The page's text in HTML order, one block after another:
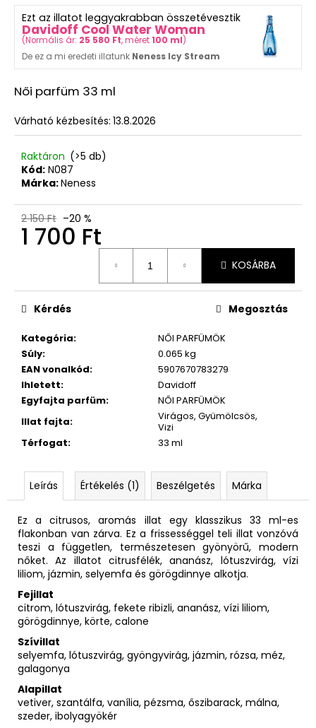
ből
5,0
csillag.
Ezt az illatot leggyakrabban összetévesztik
Davidoff Cool Water Woman
(Normális ár: 25 580 Ft, méret100 ml)
De ez a mi eredeti illatunk Neness Icy Stream
Női parfüm 33 ml
Várható kézbesítés: 13.8.2026
Raktáron (>5 db)
Kód: N087
Márka:Neness
2 150 Ft –20 %
1 700 Ft
KOSÁRBA
Kategória:
NŐI PARFÜMÖK
Súly:
0.065 kg
EAN vonalkód:
5907670783279
Ihletett:
Davidoff
Egyfajta parfüm:
NŐI PARFÜMÖK
Illat fajta:
Virágos, Gyümölcsös,
Vizi
Térfogat: 33 ml
Kérdés Megosztás
Leírás Értékelés (1) Beszélgetés Márka
Ez a citrusos, aromás illat egy klasszikus 33 ml-es
flakonban van zárva. Ez a frissességgel teli illat vonzóvá
teszi a független, természetesen gyönyörű, modern
nőket. Az illatot citrusfélék, ananász, lótuszvirág, vízi
liliom, jázmin, selyemfa és görögdinnye alkotja.
Fejillat
citrom, lótuszvirág, fekete ribizli, ananász, vízi liliom,
görögdinnye, körte, calone
Szívillat
selyemfa, lótuszvirág, gyöngyvirág, jázmin, rózsa, méz,
galagonya
Alapillat
vetiver, szantálfa, vanília, pézsma, őszibarack, málna,
szeder, ibolyagyökér
ML
550
Ft
Korábbi:
8
100
Ft